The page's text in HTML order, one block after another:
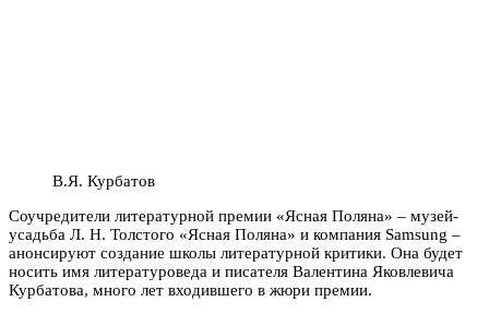
В.Я. Курбатов
Соучредители литературной премии «Ясная Поляна» – музей-
усадьба Л. Н. Толстого «Ясная Поляна» и компания Samsung –
анонсируют создание школы литературной критики. Она будет
носить имя литературоведа и писателя Валентина Яковлевича
Курбатова, много лет входившего в жюри премии.